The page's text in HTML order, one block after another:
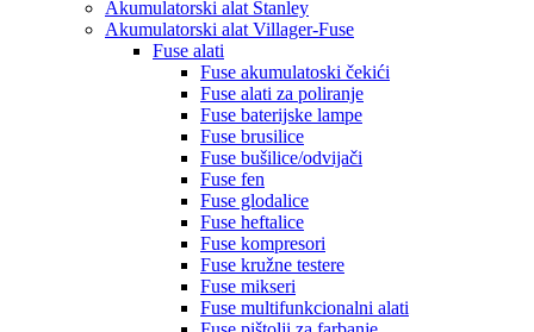
Akumulatorski alat Stanley
Akumulatorski alat Villager-Fuse
Fuse alati
Fuse akumulatoski čekići
Fuse alati za poliranje
Fuse baterijske lampe
Fuse brusilice
Fuse bušilice/odvijači
Fuse fen
Fuse glodalice
Fuse heftalice
Fuse kompresori
Fuse kružne testere
Fuse mikseri
Fuse multifunkcionalni alati